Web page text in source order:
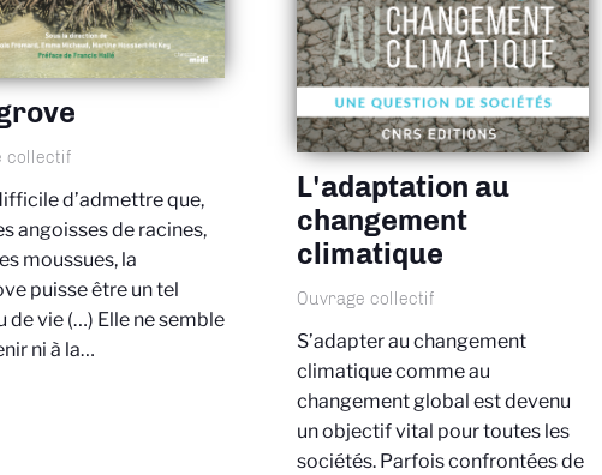
collectif
d’admettre que,
angoisses de racines,
moussues, la
puisse être un tel
de vie (…) Elle ne semble
ni à la…
L'adaptation au
changement
climatique
Ouvrage collectif
S’adapter au changement
climatique comme au
changement global est devenu
un objectif vital pour toutes les
sociétés. Parfois confrontées de